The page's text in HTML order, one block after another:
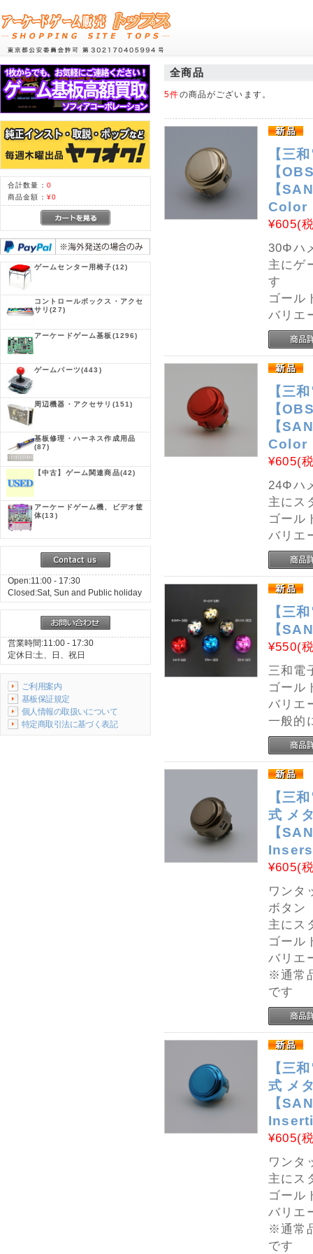
合計数量： 0
商品金額： ¥0
ゲームセンター用椅子(12)
コントロールボックス・アクセ
サリ(27)
アーケードゲーム基板 (1296)
ゲームパーツ(443)
周辺機器・アクセサリ (151)
基板修理・ハーネス作成用品
(87)
【中古】ゲーム関連商品(42)
アーケードゲーム機、ビデオ筐
体(13)
Open:11:00 - 17:30
Closed:Sat, Sun and Public holiday
営業時間:11:00 - 17:30
定休日:土、日、祝日
ご利用案内
基板保証規定
個人情報の取扱いについて
特定商取引法に基づく表記
全商品
5件の商品がございます。
【三
【
【
Color
¥605(
30Φハ
主にゲ
す
ゴール
バリエ
【三
【
【
Color
¥605(
24Φハ
主にス
ゴール
バリエ
【三
【
¥550(
三和電
ゴール
バリエ
一般的
【三
式 メ
【
¥605(
ワンタ
ボタン
主にス
ゴール
バリエ
※通常
です
【三
式 メ
【
¥605(
ワンタ
主にス
ゴール
バリエ
※通常
です